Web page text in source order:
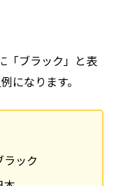
「ブラック」と表
になります。
ック